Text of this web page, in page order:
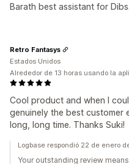
Barath best assistant for
Cool product and when I
genuinely the best customer
long, long time. Thanks Suki!
Retro Fantasys
Estados Unidos
Alrededor de 13 horas usando la
Logbase respondió 22 de enero
Your outstanding review